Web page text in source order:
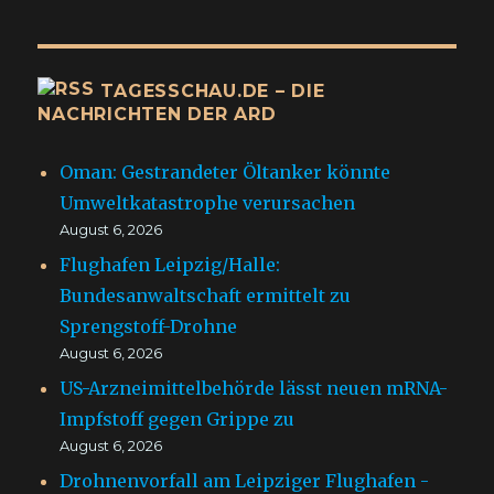
TAGESSCHAU.DE – DIE
NACHRICHTEN DER ARD
Oman: Gestrandeter Öltanker könnte
Umweltkatastrophe verursachen
August 6, 2026
Flughafen Leipzig/Halle:
Bundesanwaltschaft ermittelt zu
Sprengstoff-Drohne
August 6, 2026
US-Arzneimittelbehörde lässt neuen mRNA-
Impfstoff gegen Grippe zu
August 6, 2026
Drohnenvorfall am Leipziger Flughafen -